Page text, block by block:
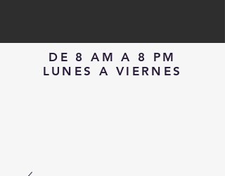
DE 8 AM A 8 PM
LUNES A VIERNES